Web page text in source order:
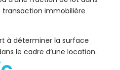
transaction immobilière
à déterminer la surface
le cadre d’une location.